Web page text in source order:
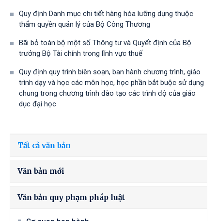
Quy định Danh mục chi tiết hàng hóa lưỡng dụng thuộc
thẩm quyền quản lý của Bộ Công Thương
Bãi bỏ toàn bộ một số Thông tư và Quyết định của Bộ
trưởng Bộ Tài chính trong lĩnh vực thuế
Quy định quy trình biên soạn, ban hành chương trình, giáo
trình dạy và học các môn học, học phần bắt buộc sử dụng
chung trong chương trình đào tạo các trình độ của giáo
dục đại học
Tất cả văn bản
Văn bản mới
Văn bản quy phạm pháp luật